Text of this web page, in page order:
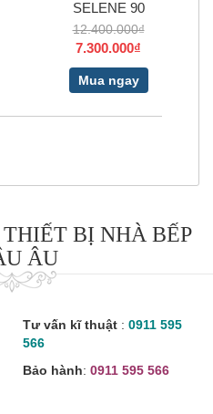
BỊ NHÀ BẾP
ÂU
Tư vấn kĩ thuật : 0911 595
566
Bảo hành: 0911 595 566